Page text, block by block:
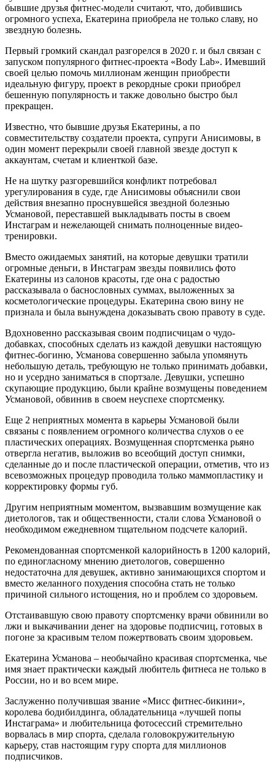
бывшие друзья фитнес-модели считают, что, добившись
огромного успеха, Екатерина приобрела не только славу, но
звездную болезнь.
Первый громкий скандал разгорелся в 2020 г. и был связан с
запуском популярного фитнес-проекта «Body Lab». Имевший
своей целью помочь миллионам женщин приобрести
идеальную фигуру, проект в рекордные сроки приобрел
бешенную популярность и также довольно быстро был
прекращен.
Известно, что бывшие друзья Екатерины, а по
совместительству создатели проекта, супруги Анисимовы, в
один момент перекрыли своей главной звезде доступ к
аккаунтам, счетам и клиенткой базе.
Не на шутку разгоревшийся конфликт потребовал
урегулирования в суде, где Анисимовы объяснили свои
действия внезапно проснувшейся звездной болезнью
Усмановой, переставшей выкладывать посты в своем
Инстаграм и нежелающей снимать полноценные видео-
тренировки.
Вместо ожидаемых занятий, на которые девушки тратили
огромные деньги, в Инстаграм звезды появились фото
Екатерины из салонов красоты, где она с радостью
рассказывала о баснословных суммах, выложенных за
косметологические процедуры. Екатерина свою вину не
признала и была вынуждена доказывать свою правоту в суде.
Вдохновенно рассказывая своим подписчицам о чудо-
добавках, способных сделать из каждой девушки настоящую
фитнес-богиню, Усманова совершенно забыла упомянуть
небольшую деталь, требующую не только принимать добавки,
но и усердно заниматься в спортзале. Девушки, успешно
скупающие продукцию, были крайне возмущены поведением
Усмановой, обвинив в своем неуспехе спортсменку.
Еще 2 неприятных момента в карьеры Усмановой были
связаны с появлением огромного количества слухов о ее
пластических операциях. Возмущенная спортсменка рьяно
отвергла негатив, выложив во всеобщий доступ снимки,
сделанные до и после пластической операции, отметив, что из
всевозможных процедур проводила только маммопластику и
корректировку формы губ.
Другим неприятным моментом, вызвавшим возмущение как
диетологов, так и общественности, стали слова Усмановой о
необходимом ежедневном тщательном подсчете калорий.
Рекомендованная спортсменкой калорийность в 1200 калорий,
по единогласному мнению диетологов, совершенно
недостаточна для девушек, активно занимающихся спортом и
вместо желанного похудения способна стать не только
причиной сильного истощения, но и проблем со здоровьем.
Отстаивавшую свою правоту спортсменку врачи обвинили во
лжи и выкачивании денег на здоровье подписчиц, готовых в
погоне за красивым телом пожертвовать своим здоровьем.
Екатерина Усманова – необычайно красивая спортсменка, чье
имя знает практически каждый любитель фитнеса не только в
России, но и во всем мире.
Заслуженно получившая звание «Мисс фитнес-бикини»,
королева бодибилдинга, обладательница «лучшей попы
Инстаграма» и любительница фотосессий стремительно
ворвалась в мир спорта, сделала головокружительную
карьеру, став настоящим гуру спорта для миллионов
подписчиков.